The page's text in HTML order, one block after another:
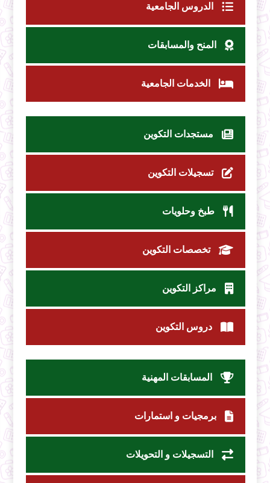
الدروس الجامعية
المنح والمسابقات
الخدمات الجامعية
مستجدات التكوين
تسجيلات التكوين
طبخ وحلويات
تخصصات التكوين
مراكز التكوين
دروس التكوين
المسابقات المهنية
برمجيات و استمارات
التسجيلات و التحويلات